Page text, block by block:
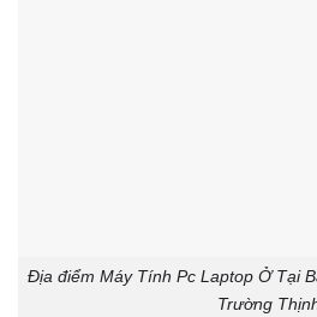
Địa điểm Máy Tính Pc Laptop Ở Tại
Trường